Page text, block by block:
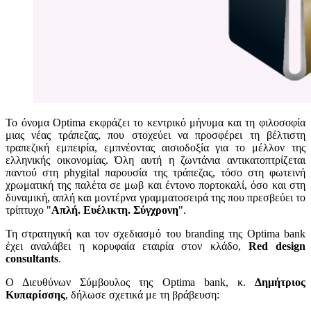
Το όνομα Optima εκφράζει το κεντρικό μήνυμα και τη φιλοσοφία
μιας νέας τράπεζας, που στοχεύει να προσφέρει τη βέλτιστη
τραπεζική εμπειρία, εμπνέοντας αισιοδοξία για το μέλλον της
ελληνικής οικονομίας. Όλη αυτή η ζωντάνια αντικατοπτρίζεται
παντού στη phygital παρουσία της τράπεζας, τόσο στη φωτεινή
χρωματική της παλέτα σε μωβ και έντονο πορτοκαλί, όσο και στη
δυναμική, απλή και μοντέρνα γραμματοσειρά της που πρεσβεύει το
τρίπτυχο "Απλή. Ευέλικτη. Σύγχρονη".
Τη στρατηγική και τον σχεδιασμό του branding της Optima bank
έχει αναλάβει η κορυφαία εταιρία στον κλάδο, Red design
consultants.
Ο Διευθύνων Σύμβουλος της Optima bank, κ. Δημήτριος
Κυπαρίσσης, δήλωσε σχετικά με τη βράβευση: